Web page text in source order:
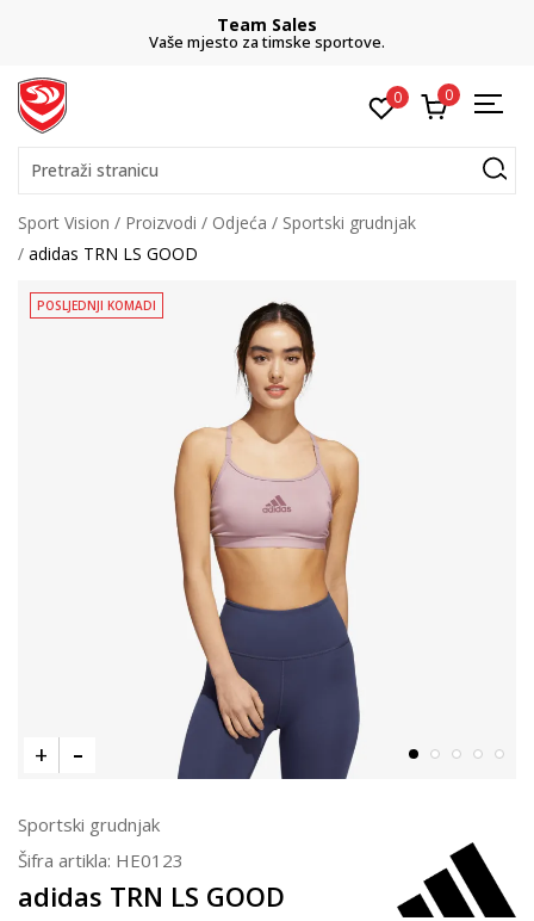
Team Sales
Vaše mjesto za timske sportove.
0 0
Pretraži stranicu
Sport Vision Proizvodi Odjeća
Sportski grudnjak
adidas TRN LS GOOD
POSLJEDNJI KOMADI
Sportski grudnjak
Šifra artikla: HE0123
adidas TRN LS GOOD